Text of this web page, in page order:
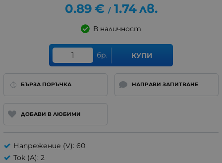
0.89 € / 1.74лв.
В наличност
бр. КУПИ
БЪРЗА ПОРЪЧКА НАПРАВИ ЗАПИТВАНЕ
ДОБАВИ В ЛЮБИМИ
Напрежение (V): 60
Ток (A): 2